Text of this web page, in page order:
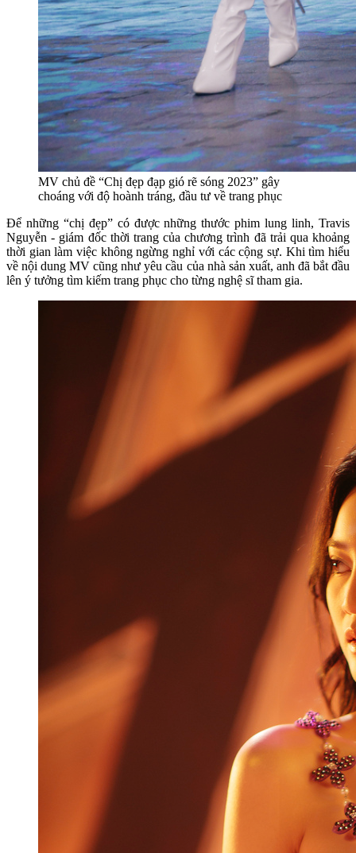
MV chủ đề “Chị đẹp đạp gió rẽ sóng 2023” gây
choáng với độ hoành tráng, đầu tư về trang phục
Để những “chị đẹp” có được những thước phim lung linh, Travis
Nguyễn - giám đốc thời trang của chương trình đã trải qua khoảng
thời gian làm việc không ngừng nghỉ với các cộng sự. Khi tìm hiểu
về nội dung MV cũng như yêu cầu của nhà sản xuất, anh đã bắt đầu
lên ý tưởng tìm kiếm trang phục cho từng nghệ sĩ tham gia.